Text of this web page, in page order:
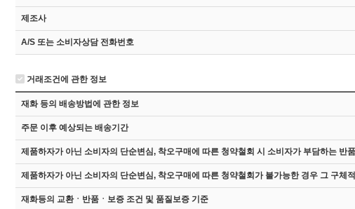
제조사
A/S 또는 소비자상담 전화번호
거래조건에 관한 정보
재화 등의 배송방법에 관한 정보
주문 이후 예상되는 배송기간
제품하자가 아닌 소비자의 단순변심, 착오구매에 따른 청약철회 시 소비자가 부담하는 반
제품하자가 아닌 소비자의 단순변심, 착오구매에 따른 청약철회가 불가능한 경우 그 구체
재화등의 교환ㆍ반품ㆍ보증 조건 및 품질보증 기준